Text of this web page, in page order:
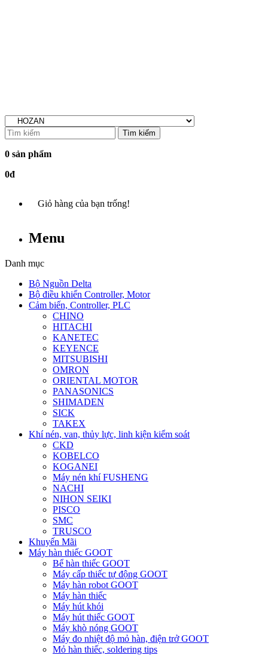
Tìm kiếm
0 sản phẩm
0đ
Giỏ hàng của bạn trống!
Menu
Danh mục
Bộ Nguồn Delta
Bộ điều khiển Controller, Motor
Cảm biến, Controller, PLC
CHINO
HITACHI
KANETEC
KEYENCE
MITSUBISHI
OMRON
ORIENTAL MOTOR
PANASONICS
SHIMADEN
SICK
TAKEX
Khí nén, van, thủy lực, linh kiện kiểm soát
CKD
KOBELCO
KOGANEI
Máy nén khí FUSHENG
NACHI
NIHON SEIKI
PISCO
SMC
TRUSCO
Khuyến Mãi
Máy hàn thiếc GOOT
Bể hàn thiếc GOOT
Máy cấp thiếc tự động GOOT
Máy hàn robot GOOT
Máy hàn thiếc
Máy hút khói
Máy hút thiếc GOOT
Máy khò nóng GOOT
Máy đo nhiệt độ mỏ hàn, điện trở GOOT
Mỏ hàn thiếc, soldering tips